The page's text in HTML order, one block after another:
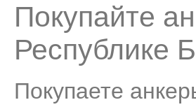
Покупайте
Республике
Покупаете